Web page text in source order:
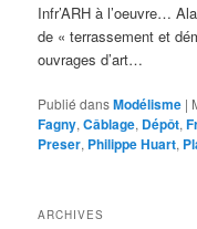
Infr’ARH à l’oeuvre…
de « terrassement et
ouvrages d’art…
Publié dansModélisme |
Fagny,Câblage, Dépôt,
Preser, Philippe Huart,
ARCHIVES